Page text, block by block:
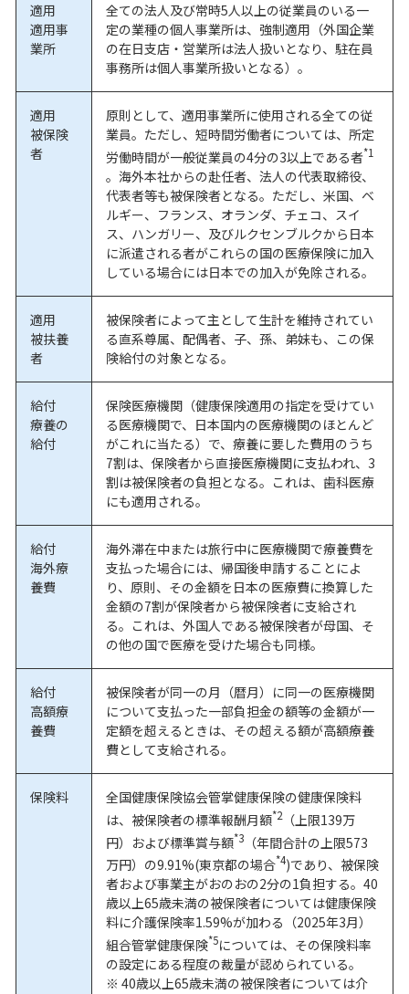
適用
適用事
業所
全ての法人及び常時5人以上の従業員のいる一
定の業種の個人事業所は、強制適用（外国企業
の在日支店・営業所は法人扱いとなり、駐在員
事務所は個人事業所扱いとなる）。
適用
被保険
者
原則として、適用事業所に使用される全ての従
業員。ただし、短時間労働者については、所定
労働時間が一般従業員の4分の3以上である者*1
。海外本社からの赴任者、法人の代表取締役、
代表者等も被保険者となる。ただし、米国、ベ
ルギー、フランス、オランダ、チェコ、スイ
ス、ハンガリー、及びルクセンブルクから日本
に派遣される者がこれらの国の医療保険に加入
している場合には日本での加入が免除される。
適用
被扶養
者
被保険者によって主として生計を維持されてい
る直系尊属、配偶者、子、孫、弟妹も、この保
険給付の対象となる。
給付
療養の
給付
保険医療機関（健康保険適用の指定を受けてい
る医療機関で、日本国内の医療機関のほとんど
がこれに当たる）で、療養に要した費用のうち
7割は、保険者から直接医療機関に支払われ、3
割は被保険者の負担となる。これは、歯科医療
にも適用される。
給付
海外療
養費
海外滞在中または旅行中に医療機関で療養費を
支払った場合には、帰国後申請することによ
り、原則、その金額を日本の医療費に換算した
金額の7割が保険者から被保険者に支給され
る。これは、外国人である被保険者が母国、そ
の他の国で医療を受けた場合も同様。
給付
高額療
養費
被保険者が同一の月（暦月）に同一の医療機関
について支払った一部負担金の額等の金額が一
定額を超えるときは、その超える額が高額療養
費として支給される。
保険料
全国健康保険協会管掌健康保険の健康保険料
は、被保険者の標準報酬月額*2（上限139万
円）および標準賞与額*3（年間合計の上限573
万円）の9.91%(東京都の場合*4)であり、被保険
者および事業主がおのおの2分の1負担する。40
歳以上65歳未満の被保険者については健康保険
料に介護保険率1.59%が加わる（2025年3月）
組合管掌健康保険*5については、その保険料率
の設定にある程度の裁量が認められている。
※ 40歳以上65歳未満の被保険者については介